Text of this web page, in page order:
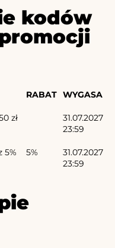
kodów
RABAT WYGASA
zł
31.07.2027
23:59
5%
5%
31.07.2027
23:59